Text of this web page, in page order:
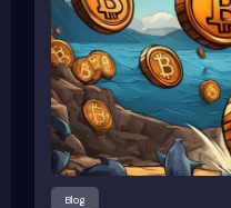
增長超過兩倍，主要
協議（如Jupiter、
Protocol、Kamino
補貼。八月中旬，
流動性，提供17.64%
提供PYUSD 18.58%
波未來是否會採取類
忧，导致比特币从周
低跌至 7 日的 52,550
新低。虽然周六有所
下跌，一度跌破 5.4
54,288 美元。其是否
察。 以太坊价格表现
低迷，从 6 日开始从
低在 7 日触及 2150 美
Blog